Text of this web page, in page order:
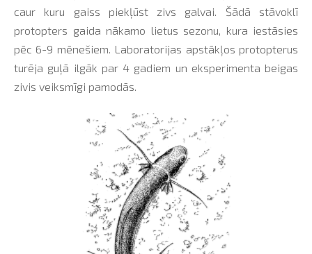
caur kuru gaiss piekļūst zivs galvai. Šādā stāvoklī
protopters gaida nākamo lietus sezonu, kura iestāsies
pēc 6-9 mēnešiem. Laboratorijas apstākļos protopterus
turēja guļā ilgāk par 4 gadiem un eksperimenta beigas
zivis veiksmīgi pamodās.